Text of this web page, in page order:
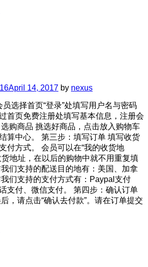
April 14, 2017 by nexus
选择首页“登录”处填写用户名与密码
首页免费注册处填写基本信息，注册会
购商品 挑选好商品，点击放入购物车
算中心。 第三步：填写订单 填写收货
付方式。 会员可以在“我的收货地
地址，在以后的购物中就不用重复填
们支持的配送目的地有：美国、加拿
们支持的支付方式有：Paypal支付
支付、微信支付。 第四步：确认订单
，请点击“确认去付款”。请在订单提交